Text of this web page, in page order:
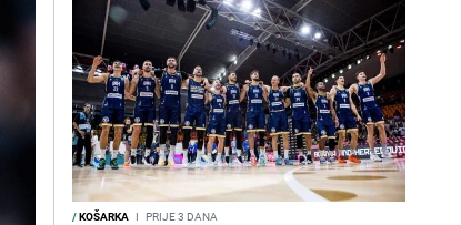
/KOŠARKA I PRIJE 3 DANA